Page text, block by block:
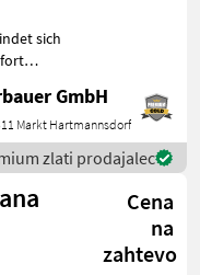
sich
sofo
GmbH
Markt Hartmannsdorf
zlati prodajalec
Cena
na
zahtevo